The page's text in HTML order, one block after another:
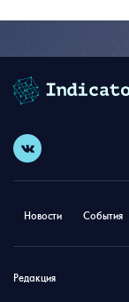
Новости События
Редакция